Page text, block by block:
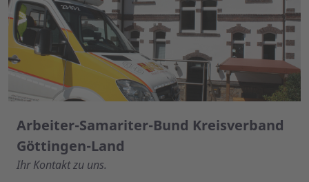
Arbeiter-Samariter-Bund Kreisverband
Göttingen-Land
Ihr Kontakt zu uns.